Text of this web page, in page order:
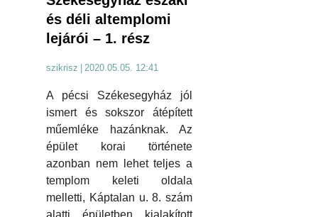
és déli altemplomi
lejárói – 1. rész
szikrisz 2020.05.05. 12:41
A pécsi Székesegyház jól
ismert és sokszor átépített
műemléke hazánknak. Az
épület korai története
azonban nem lehet teljes a
templom keleti oldala
melletti, Káptalan u. 8. szám